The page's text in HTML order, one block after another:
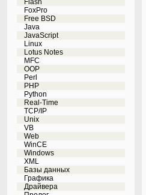
Flash
FoxPro
Free BSD
Java
JavaScript
Linux
Lotus Notes
MFC
OOP
Perl
PHP
Python
Real-Time
TCP/IP
Unix
VB
Web
WinCE
Windows
XML
Базы данных
Графика
Драйвера